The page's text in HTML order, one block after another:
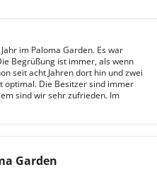
im Paloma Garden. Es war
Begrüßung ist immer, als wenn
seit acht Jahren dort hin und zwei
optimal. Die Besitzer sind immer
sind wir sehr zufrieden. Im
Garden